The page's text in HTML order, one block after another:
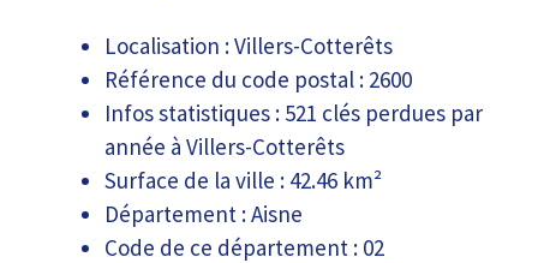
Localisation : Villers-Cotterêts
Référence du code postal : 2600
Infos statistiques : 521 clés perdues par
année à Villers-Cotterêts
Surface de la ville : 42.46 km²
Département : Aisne
Code de ce département : 02